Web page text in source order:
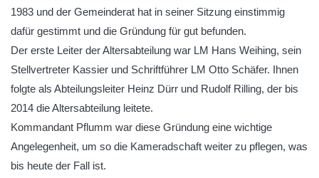
1983 und der Gemeinderat hat in seiner Sitzung einstimmig
dafür gestimmt und die Gründung für gut befunden.
Der erste Leiter der Altersabteilung war LM Hans Weihing, sein
Stellvertreter Kassier und Schriftführer LM Otto Schäfer. Ihnen
folgte als Abteilungsleiter Heinz Dürr und Rudolf Rilling, der bis
2014 die Altersabteilung leitete.
Kommandant Pflumm war diese Gründung eine wichtige
Angelegenheit, um so die Kameradschaft weiter zu pflegen, was
bis heute der Fall ist.